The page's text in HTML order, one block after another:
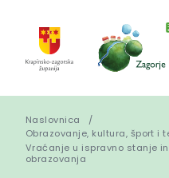
Naslovnica
Obrazovanje, kultura, šport i
Vraćanje u ispravno stanje
obrazovanja